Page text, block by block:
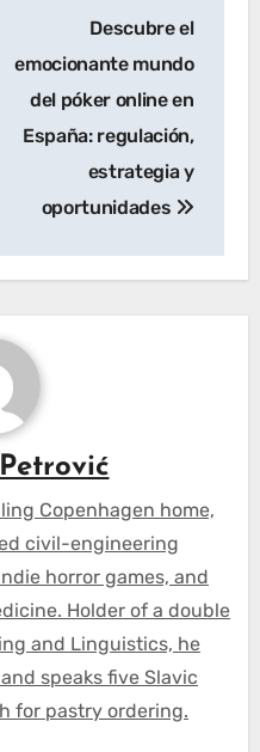
Descubre el
emocionante mundo
del póker online en
España: regulación,
estrategia y
oportunidades
Copenhagen home,
civil-engineering
horror games, and
Holder of a double
and Linguistics, he
speaks five Slavic
for pastry ordering.